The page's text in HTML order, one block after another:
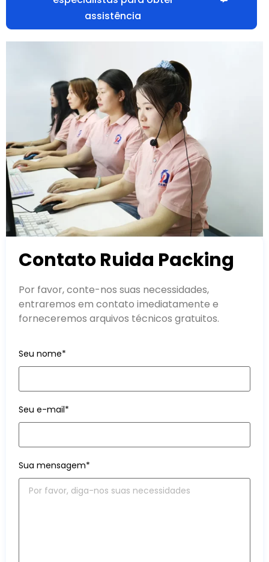
assistência
Contato Ruida Packing
Por favor, conte-nos suas necessidades,
entraremos em contato imediatamente e
forneceremos arquivos técnicos gratuitos.
Seu nome*
Seu e-mail*
Sua mensagem*